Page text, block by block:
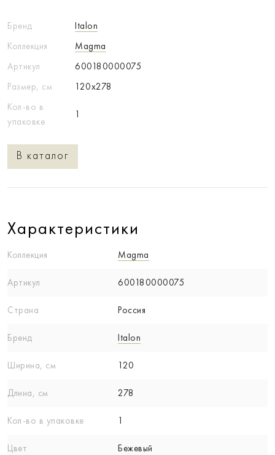
Бренд
Italon
Коллекция
Magma
Артикул
600180000075
Размер, см
120x278
Кол-во в
упаковке
1
В каталог
Характеристики
Коллекция Magma
Артикул 600180000075
Страна Россия
Бренд Italon
Ширина, см 120
Длина, см 278
Кол-вo в упаковке 1
Цвет Бежевый